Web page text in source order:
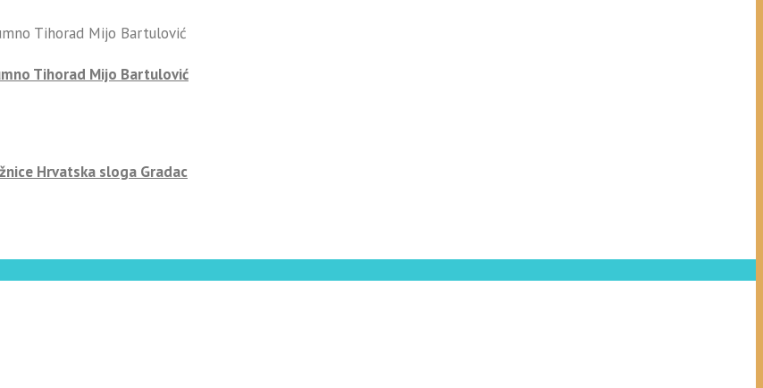
Tihorad Mijo Bartulović
Hrvatska sloga Gradac